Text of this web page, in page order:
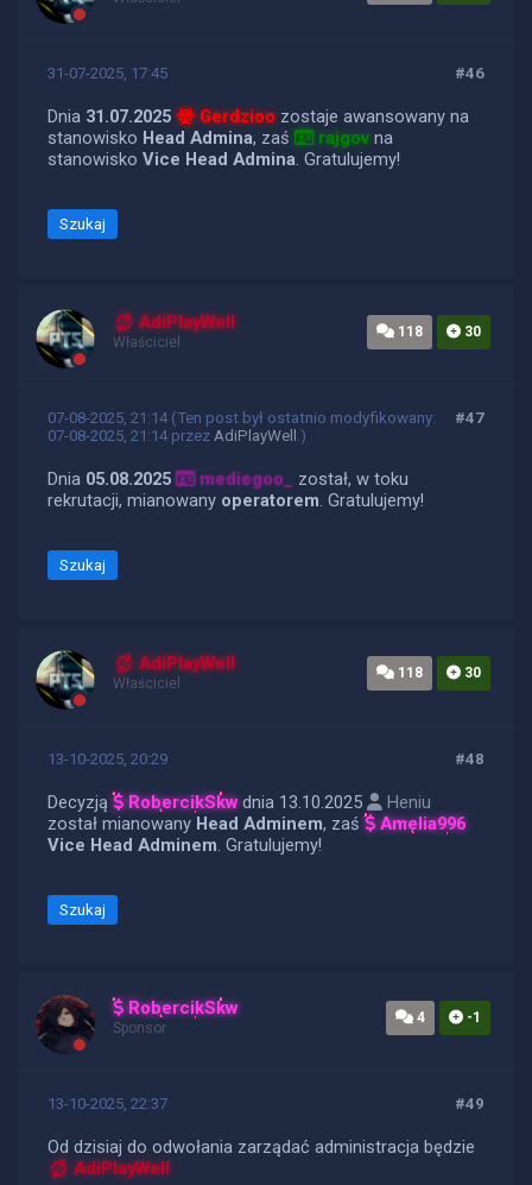
#46
31-07-2025, 17:45
Dnia 31.07.2025 Gerdzioozostaje awansowany na
stanowisko Head Admina, zaś rajgov na
stanowisko Vice Head Admina. Gratulujemy!
Szukaj
AdiPlayWell
Właściciel
118 30
#47
07-08-2025, 21:14 (Ten post był ostatnio modyfikowany:
07-08-2025, 21:14 przez AdiPlayWell .)
Dnia 05.08.2025 mediegoo_
został, w toku
rekrutacji, mianowany operatorem. Gratulujemy!
Szukaj
AdiPlayWell
Właściciel
118 30
#48
13-10-2025, 20:29
Decyzją RobercikSkwdnia 13.10.2025
Heniu
został mianowany Head Adminem, zaś
Amelia996
Vice Head Adminem. Gratulujemy!
Szukaj
RobercikSkw
Sponsor
4 -1
#49
13-10-2025, 22:37
Od dzisiaj do odwołania zarządać administracja będzie
AdiPlayWell